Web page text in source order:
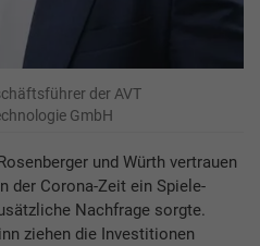
der AVT
GmbH
und Würth vertrauen
der Corona-Zeit ein Spiele-
Nachfrage sorgte.
ziehen die Investitionen